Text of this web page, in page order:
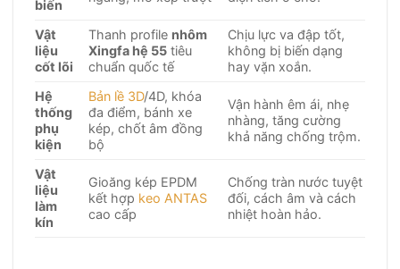
biến
Vật
liệu
cốt lõi
Thanh profile nhôm
Xingfa hệ 55 tiêu
chuẩn quốc tế
Chịu lực va đập tốt,
không bị biến dạng
hay vặn xoắn.
Hệ
thống
phụ
kiện
Bản lề 3D/4D, khóa
đa điểm, bánh xe
kép, chốt âm đồng
bộ
Vận hành êm ái, nhẹ
nhàng, tăng cường
khả năng chống trộm.
Vật
liệu
làm
kín
Gioăng kép EPDM
kết hợp keo ANTAS
cao cấp
Chống tràn nước tuyệt
đối, cách âm và cách
nhiệt hoàn hảo.